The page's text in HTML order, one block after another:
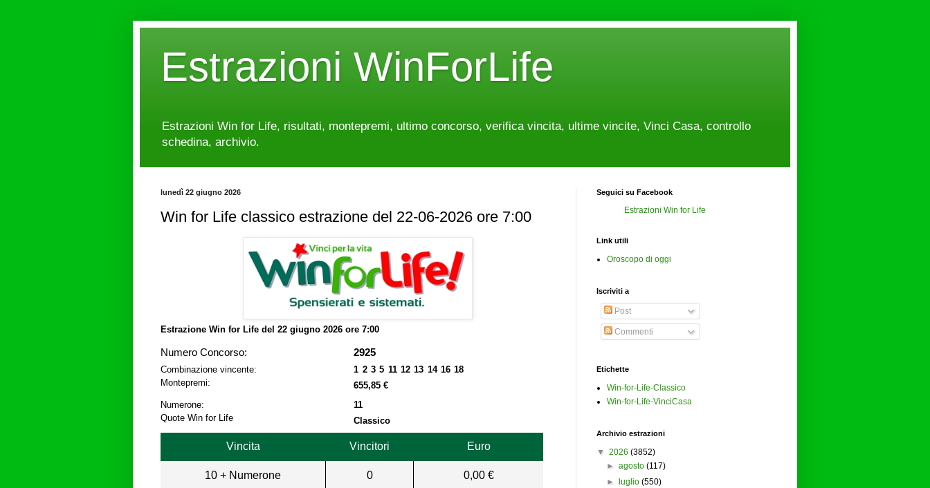
Estrazioni WinForLife
Estrazioni Win for Life, risultati, montepremi, ultimo concorso, verifica vincita, ultime vincite, Vinci Casa, controllo
schedina, archivio.
lunedì 22 giugno 2026
Win for Life classico estrazione del 22-06-2026 ore 7:00
Estrazione Win for Life del 22 giugno 2026 ore 7:00
Numero Concorso: 2925
Combinazione vincente:
1 2 3 5 11 12 13 14 16 18
Montepremi:
655,85 €
Numerone:
11
Quote Win for Life
Classico
Vincita Vincitori Euro
10 + Numerone 0 0,00 €
Seguici su Facebook
Estrazioni Win for Life
Link utili
Oroscopo di oggi
Iscriviti a
Post
Commenti
Etichette
Win-for-Life-Classico
Win-for-Life-VinciCasa
Archivio estrazioni
▼ 2026 (3852)
►agosto (117)
►
luglio (550)